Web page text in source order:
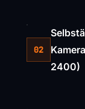
02
2400)